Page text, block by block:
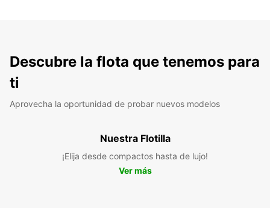
Descubre la flota que tenemos para
ti
Aprovecha la oportunidad de probar nuevos modelos
Nuestra Flotilla
¡Elija desde compactos hasta de lujo!
Ver más